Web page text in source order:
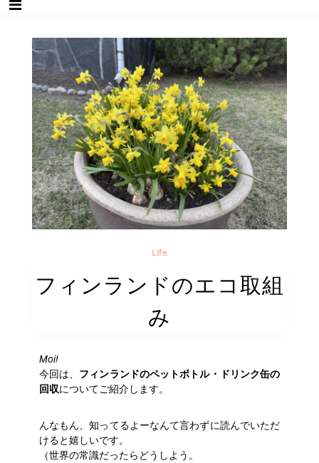
Life
フィンランドのエコ取組
み
Moi!
今回は、 フィンランドのペットボトル・ドリンク缶の
回収についてご紹介します。
んなもん、知ってるよーなんて言わずに読んでいただ
けると嬉しいです。
（世界の常識だったらどうしよう。